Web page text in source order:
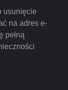
usunięcie
na adres e-
pełną